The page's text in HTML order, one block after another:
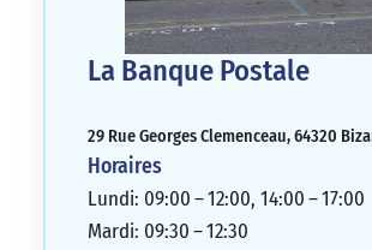
La Banque Postale
29 Rue Georges Clemenceau, 64320
Horaires
Lundi: 09:00 – 12:00, 14:00 – 17:00
Mardi: 09:30 – 12:30